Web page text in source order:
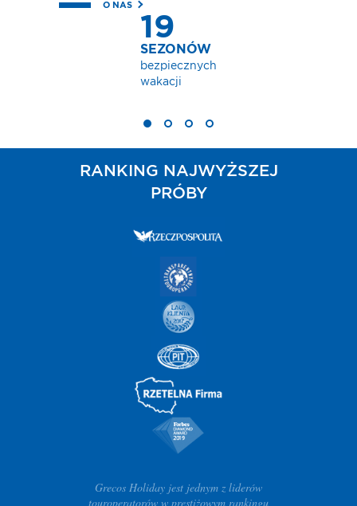
O NAS
19
SEZONÓW
bezpiecznych
wakacji
RANKING NAJWYŻSZEJ
PRÓBY
Grecos Holiday jest jednym z liderów
touroperatorów w prestiżowym rankingu